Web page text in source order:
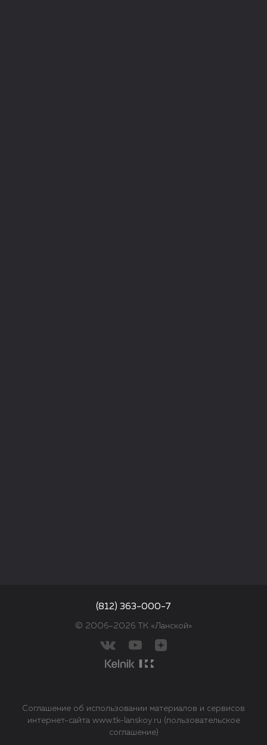
© 2006–2026 ТК «Ланской»
(812) 363-000-7
Соглашение об использовании материалов и сервисов
интернет-сайта www.tk-lanskoy.ru (пользовательское
соглашение)